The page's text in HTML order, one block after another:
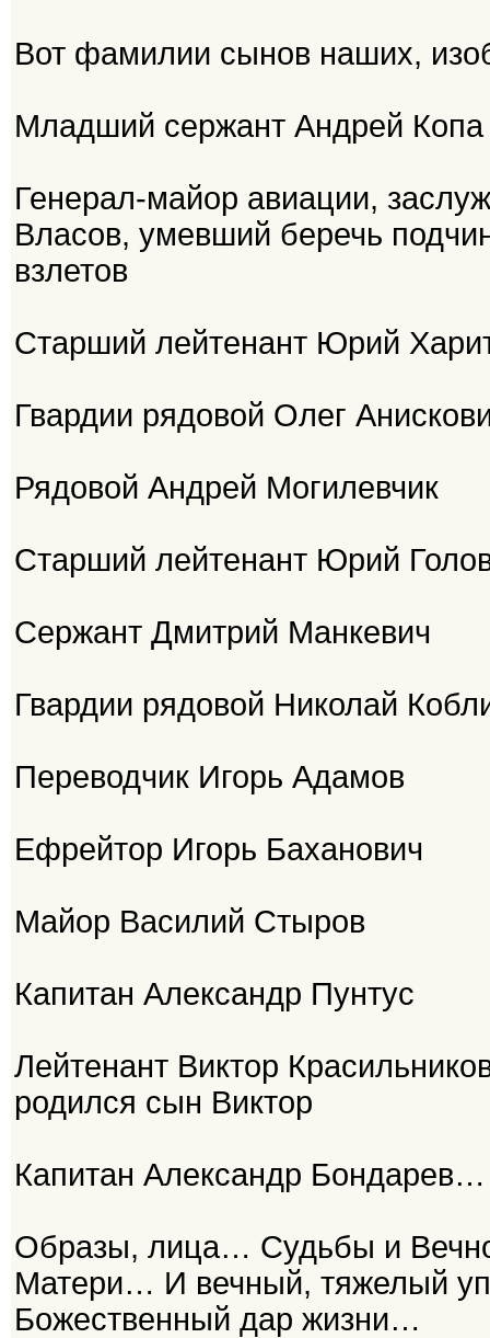
Вот фамилии сынов наших,
Младший сержант Андрей Копа
Генерал-майор авиации,
Власов, умевший беречь
взлетов
Старший лейтенант Юрий
Гвардии рядовой Олег
Рядовой Андрей Могилевчик
Старший лейтенант Юрий
Сержант Дмитрий Манкевич
Гвардии рядовой Николай
Переводчик Игорь Адамов
Ефрейтор Игорь Баханович
Майор Василий Стыров
Капитан Александр Пунтус
Лейтенант Виктор
родился сын Виктор
Капитан Александр Бондарев…
Образы, лица… Судьбы и
Матери… И вечный, тяжелый
Божественный дар жизни…